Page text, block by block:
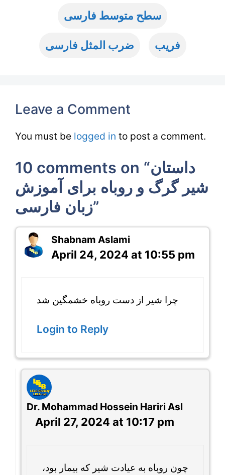
سطح متوسط فارسی
ضرب المثل فارسی فریب
Leave a Comment
You must be logged in to post a comment.
10 comments on “داستان
شیر گرگ و روباه برای آموزش
زبان فارسی”
Shabnam Aslami
April 24, 2024 at 10:55 pm
چرا شیر از دست روباه خشمگین شد
Login to Reply
Dr. Mohammad Hossein Hariri Asl
April 27, 2024 at 10:17 pm
چون روباه به عیادت شیر که بیمار بود،